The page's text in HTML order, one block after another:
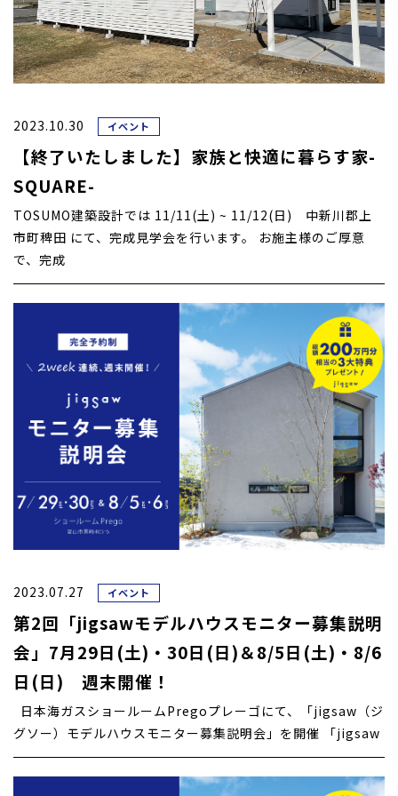
2023.10.30 イベント
【終了いたしました】家族と快適に暮らす家-
SQUARE-
TOSUMO建築設計では 11/11(土) ~ 11/12(日) 中新川郡上
市町稗田 にて、完成見学会を行います。 お施主様のご厚意
で、完成
2023.07.27 イベント
第2回「jigsawモデルハウスモニター募集説明
会」7月29日(土)・30日(日)＆8/5日(土)・8/6
日(日) 週末開催！
日本海ガスショールームPregoプレーゴにて、「jigsaw（ジ
グソー）モデルハウスモニター募集説明会」を開催 「jigsaw